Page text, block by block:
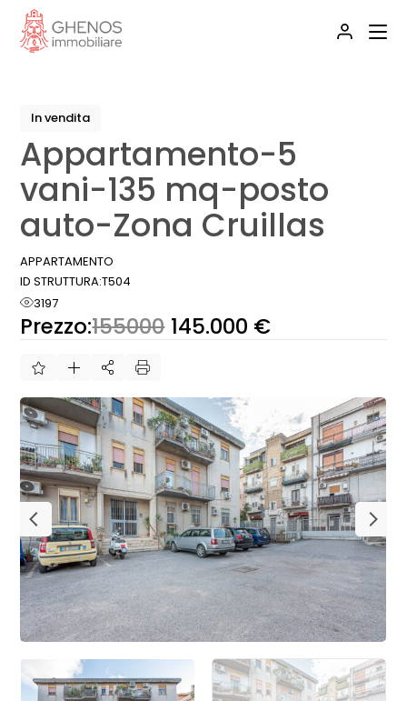
the
content
In vendita
Appartamento-5
vani-135 mq-posto
auto-Zona Cruillas
APPARTAMENTO
ID STRUTTURA:T504
3197
Prezzo:155000 145.000 €